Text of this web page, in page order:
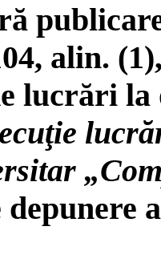
alin.
lucrări la
depunere